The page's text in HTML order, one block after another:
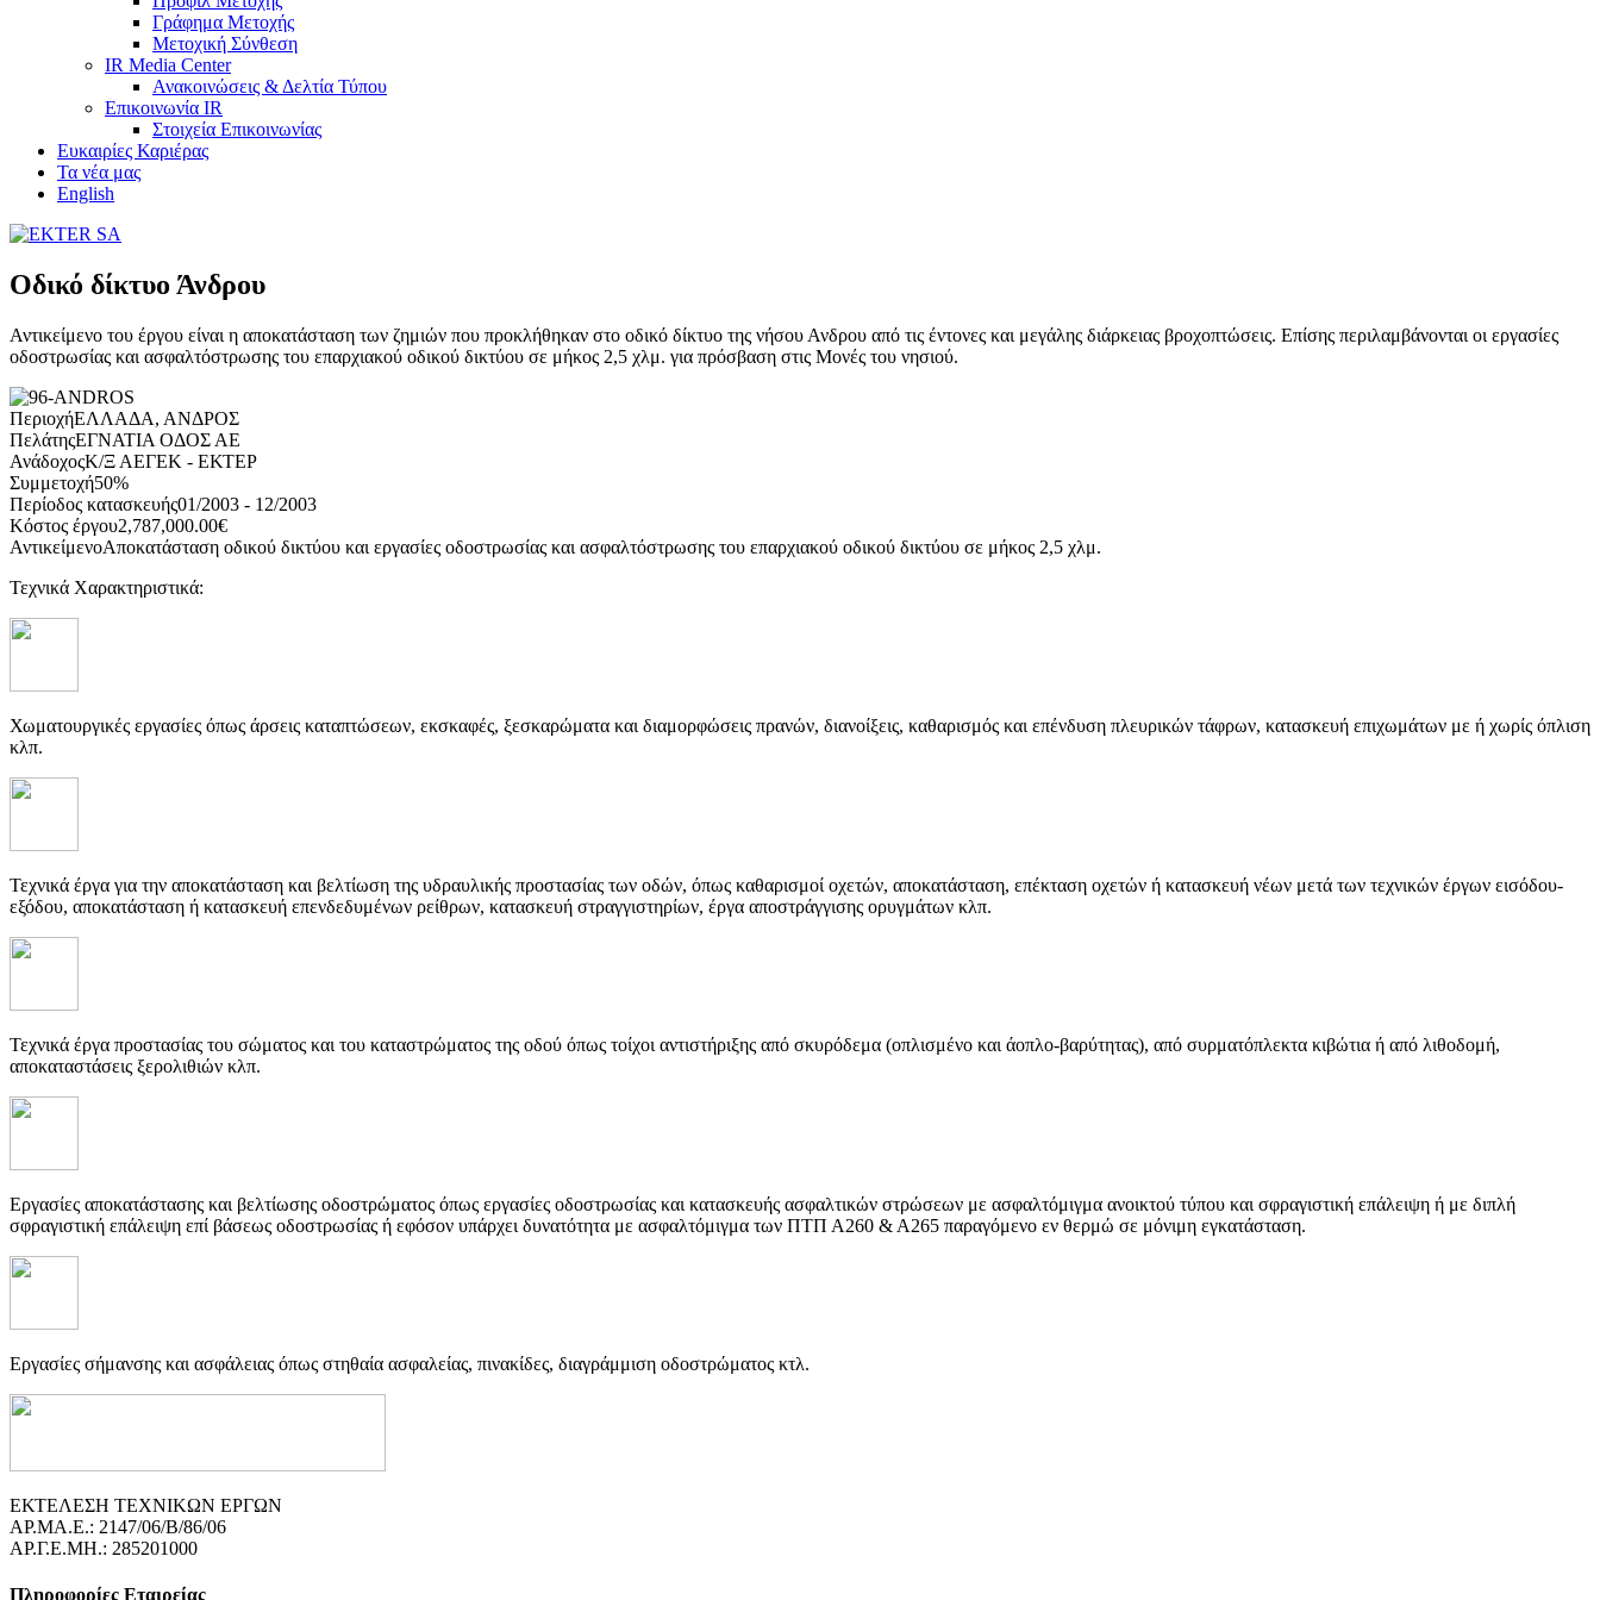
Γράφημα Μετοχής
Μετοχική Σύνθεση
IR Media Center
Ανακοινώσεις & Δελτία Τύπου
Επικοινωνία IR
Στοιχεία Επικοινωνίας
Ευκαιρίες Καριέρας
Τα νέα μας
English
​Οδικό δίκτυο Άνδρου
Αντικείμενο του έργου είναι η αποκατάσταση των ζημιών που προκλήθηκαν στο οδικό δίκτυο της νήσου Ανδρου από τις έντονες και μεγάλης διάρκειας βροχοπτώσεις. Επίσης περιλαμβάνονται οι εργασίες
οδοστρωσίας και ασφαλτόστρωσης του επαρχιακού οδικού δικτύου σε μήκος 2,5 χλμ. για πρόσβαση στις Μονές του νησιού.
ΠεριοχήΕΛΛΑΔΑ, ΑΝΔΡΟΣ
ΠελάτηςΕΓΝΑΤΙΑ ΟΔΟΣ ΑΕ
ΑνάδοχοςΚ/Ξ ΑΕΓΕΚ - ΕΚΤΕΡ
Συμμετοχή50%
Περίοδος κατασκευής01/2003 - 12/2003
Κόστος έργου2,787,000.00€
ΑντικείμενοΑποκατάσταση οδικού δικτύου και εργασίες οδοστρωσίας και ασφαλτόστρωσης του επαρχιακού οδικού δικτύου σε μήκος 2,5 χλμ.
Τεχνικά Χαρακτηριστικά:
Χωματουργικές εργασίες όπως άρσεις καταπτώσεων, εκσκαφές, ξεσκαρώματα και διαμορφώσεις πρανών, διανοίξεις, καθαρισμός και επένδυση πλευρικών τάφρων, κατασκευή επιχωμάτων με ή χωρίς όπλιση
κλπ.
Τεχνικά έργα για την αποκατάσταση και βελτίωση της υδραυλικής προστασίας των οδών, όπως καθαρισμοί οχετών, αποκατάσταση, επέκταση οχετών ή κατασκευή νέων μετά των τεχνικών έργων εισόδου-
εξόδου, αποκατάσταση ή κατασκευή επενδεδυμένων ρείθρων, κατασκευή στραγγιστηρίων, έργα αποστράγγισης ορυγμάτων κλπ.
Τεχνικά έργα προστασίας του σώματος και του καταστρώματος της οδού όπως τοίχοι αντιστήριξης από σκυρόδεμα (οπλισμένο και άοπλο-βαρύτητας), από συρματόπλεκτα κιβώτια ή από λιθοδομή,
αποκαταστάσεις ξερολιθιών κλπ.
Εργασίες αποκατάστασης και βελτίωσης οδοστρώματος όπως εργασίες οδοστρωσίας και κατασκευής ασφαλτικών στρώσεων με ασφαλτόμιγμα ανοικτού τύπου και σφραγιστική επάλειψη ή με διπλή
σφραγιστική επάλειψη επί βάσεως οδοστρωσίας ή εφόσον υπάρχει δυνατότητα με ασφαλτόμιγμα των ΠΤΠ Α260 & Α265 παραγόμενο εν θερμώ σε μόνιμη εγκατάσταση.
Εργασίες σήμανσης και ασφάλειας όπως στηθαία ασφαλείας, πινακίδες, διαγράμμιση οδοστρώματος κτλ.
ΕΚΤΕΛΕΣΗ ΤΕΧΝΙΚΩΝ ΕΡΓΩΝ
ΑΡ.ΜΑ.Ε.: 2147/06/B/86/06
ΑΡ.Γ.Ε.ΜΗ.: 285201000
Πληροφορίες Εταιρείας